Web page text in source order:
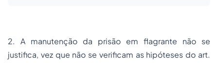
2. A manutenção da prisão em flagrante não se
justifica, vez que não se verificam as hipóteses do art.